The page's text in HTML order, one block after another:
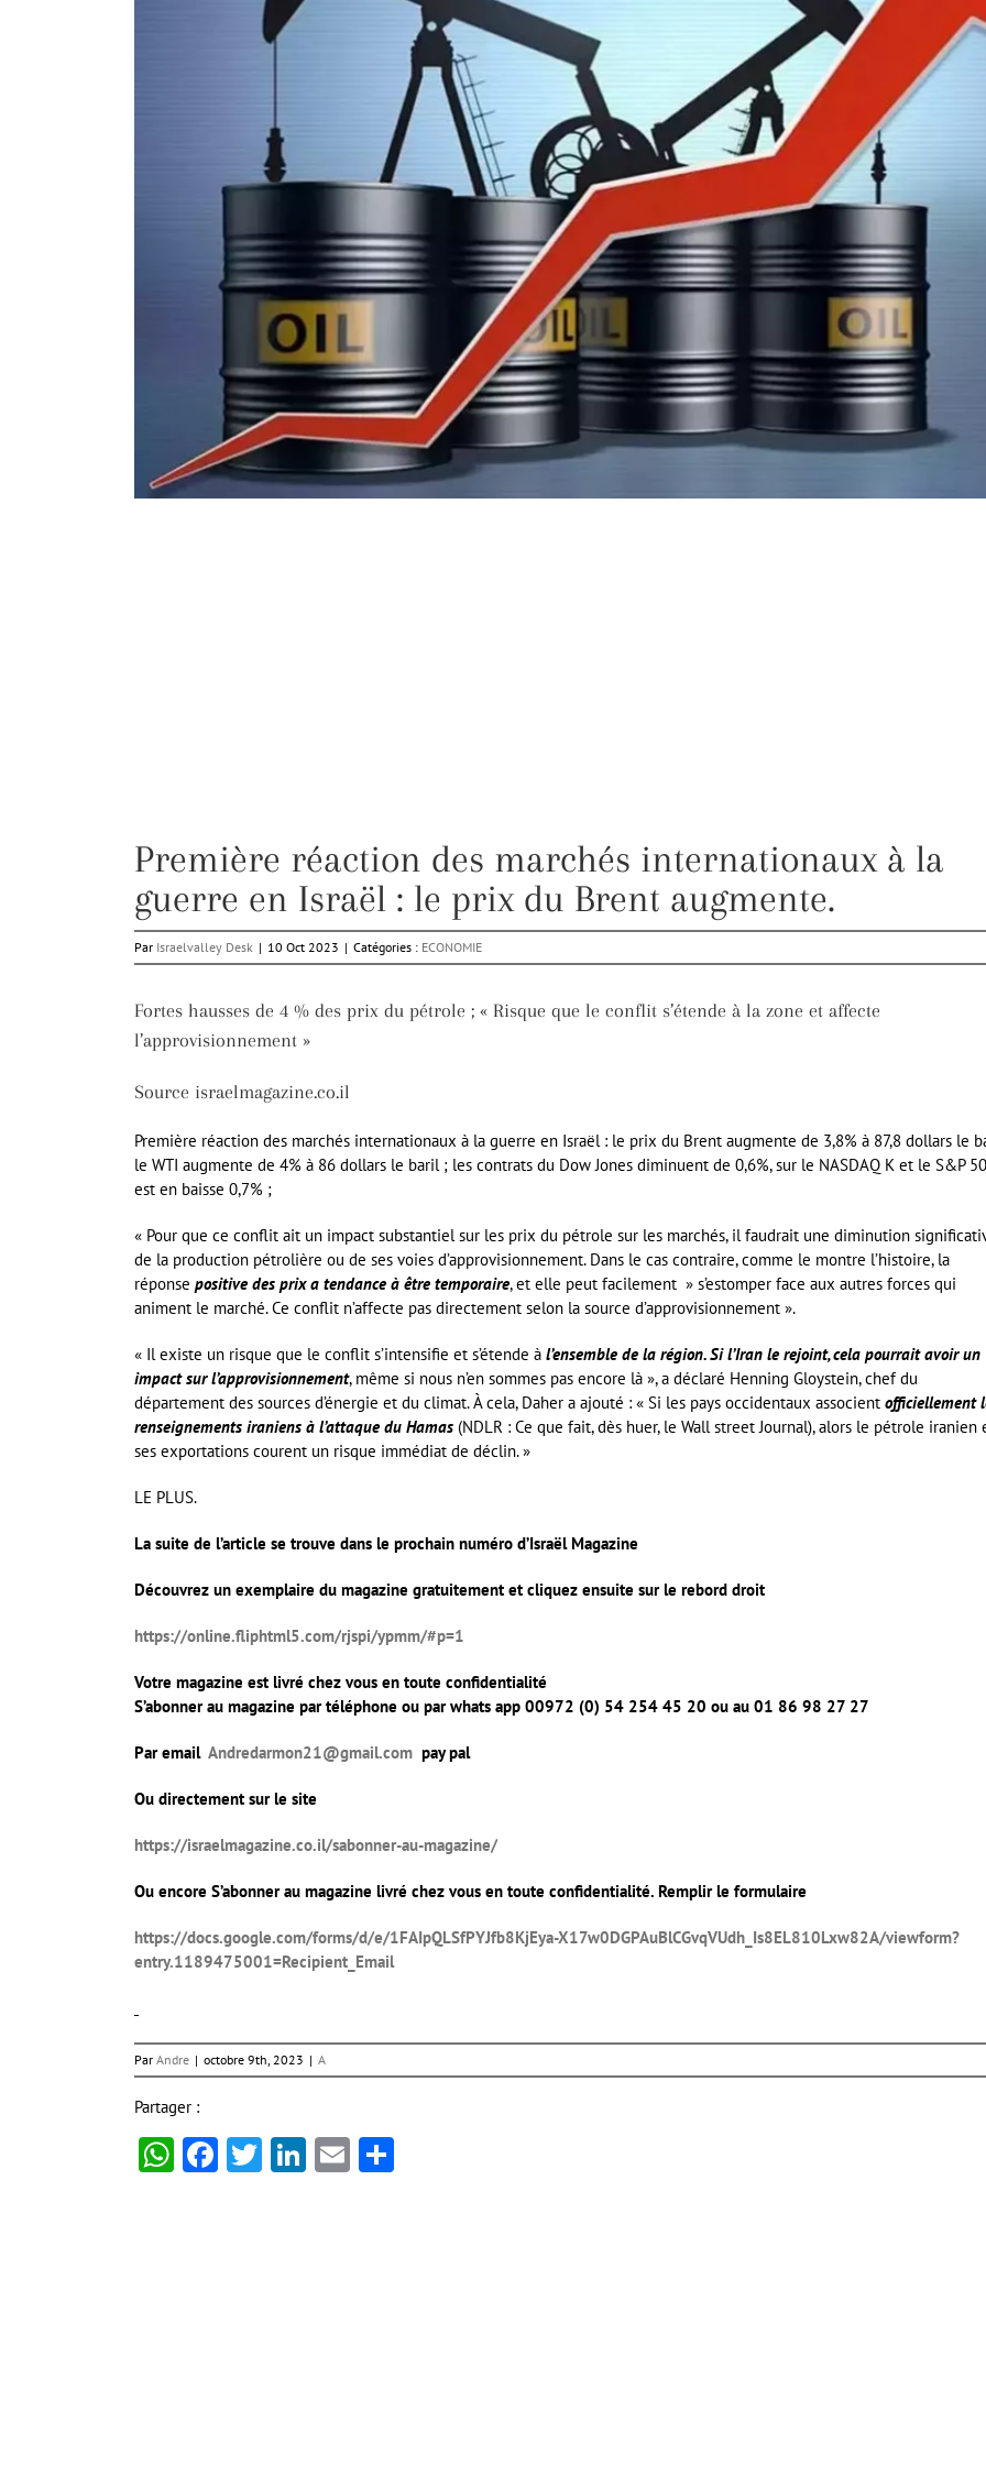
Première réaction des marchés internationaux à la
guerre en Israël : le prix du Brent augmente.
Par Israelvalley Desk | 10 Oct 2023 | Catégories : ECONOMIE
Fortes hausses de 4 % des prix du pétrole ; « Risque que le conflit s’étende à la zone et affecte
l’approvisionnement »
Source israelmagazine.co.il
Première réaction des marchés internationaux à la guerre en Israël : le prix du Brent augmente de 3,8% à 87,8 dollars le
le WTI augmente de 4% à 86 dollars le baril ; les contrats du Dow Jones diminuent de 0,6%, sur le NASDAQ K et le S&P
est en baisse 0,7% ;
« Pour que ce conflit ait un impact substantiel sur les prix du pétrole sur les marchés, il faudrait une diminution
de la production pétrolière ou de ses voies d’approvisionnement. Dans le cas contraire, comme le montre l’histoire, la
réponse positive des prix a tendance à être temporaire, et elle peut facilement » s’estomper face aux autres forces qui
animent le marché. Ce conflit n’affecte pas directement selon la source d’approvisionnement ».
« Il existe un risque que le conflit s’intensifie et s’étende à l’ensemble de la région. Si l’Iran le rejoint, cela pourrait avoir un
impact sur l’approvisionnement, même si nous n’en sommes pas encore là », a déclaré Henning Gloystein, chef du
département des sources d’énergie et du climat. À cela, Daher a ajouté : « Si les pays occidentaux associent officiellement
renseignements iraniens à l’attaque du Hamas (NDLR : Ce que fait, dès huer, le Wall street Journal), alors le pétrole iranien
ses exportations courent un risque immédiat de déclin. »
LE PLUS.
La suite de l’article se trouve dans le prochain numéro d’Israël Magazine
Découvrez un exemplaire du magazine gratuitement et cliquez ensuite sur le rebord droit
https://online.fliphtml5.com/rjspi/ypmm/#p=1
Votre magazine est livré chez vous en toute confidentialité
S’abonner au magazine par téléphone ou par whats app 00972 (0) 54 254 45 20 ou au 01 86 98 27 27
Par email Andredarmon21@gmail.com pay pal
Ou directement sur le site
https://israelmagazine.co.il/sabonner-au-magazine/
Ou encore S’abonner au magazine livré chez vous en toute confidentialité. Remplir le formulaire
https://docs.google.com/forms/d/e/1FAIpQLSfPYJfb8KjEya-X17w0DGPAuBlCGvqVUdh_Is8EL810Lxw82A/viewform?
entry.1189475001=Recipient_Email
Par Andre | octobre 9th, 2023 | A
Partager :
WhatsApp
Facebook
Twitter
LinkedIn
Email